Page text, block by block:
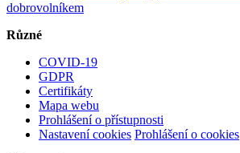
dobrovolníkem
Různé
COVID-19
GDPR
Certifikáty
Mapa webu
Prohlášení o přístupnosti
Nastavení cookies Prohlášení o cookies